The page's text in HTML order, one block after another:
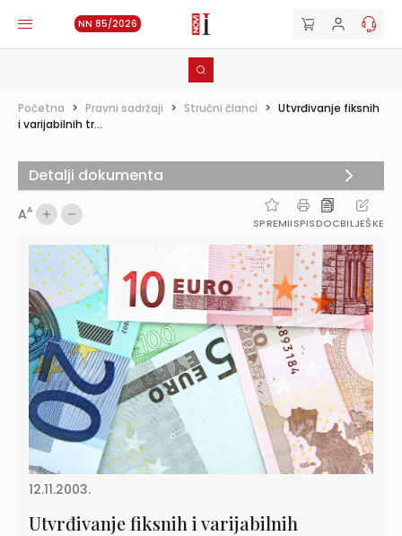
NN 85/2026
Početna > Pravni sadržaji > Stručni članci > Utvrđivanje fiksnih
i varijabilnih tr...
AA
SPREMIISPISDOCBILJEŠKE
12.11.2003.
Utvrđivanje fiksnih i varijabilnih
Detalji dokumenta